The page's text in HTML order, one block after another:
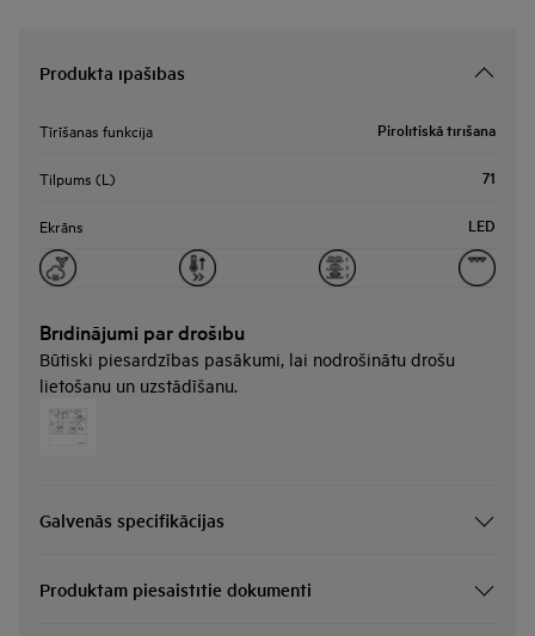
Produkta īpašības
Tīrīšanas funkcija Pirolītiskā tīrīšana
Tilpums (L) 71
Ekrāns LED
Brīdinājumi par drošību
Būtiski piesardzības pasākumi, lai nodrošinātu drošu
lietošanu un uzstādīšanu.
Galvenās specifikācijas
Produktam piesaistītie dokumenti